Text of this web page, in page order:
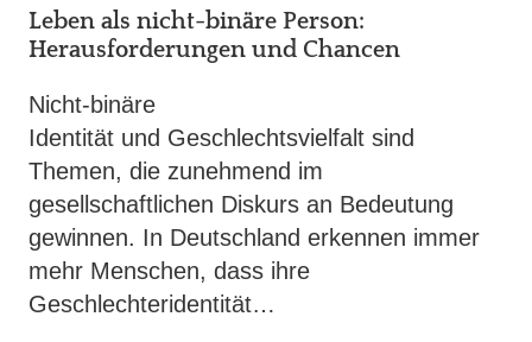
Leben als nicht-binäre Person:
Herausforderungen und Chancen
Nicht-binäre
Identität und Geschlechtsvielfalt sind
Themen, die zunehmend im
gesellschaftlichen Diskurs an Bedeutung
gewinnen. In Deutschland erkennen immer
mehr Menschen, dass ihre
Geschlechteridentität…